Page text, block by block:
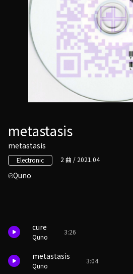
metastasis
metastasis
Electronic 2 曲 / 2021.04
Quno
cure
Quno
3:26
metastasis
Quno
3:04